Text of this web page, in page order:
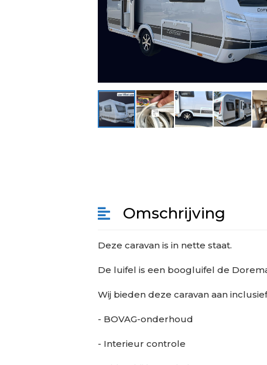
Omschrijving
Deze caravan is in nette staat.
De luifel is een boogluifel de
Wij bieden deze caravan aan
- BOVAG-onderhoud
- Interieur controle